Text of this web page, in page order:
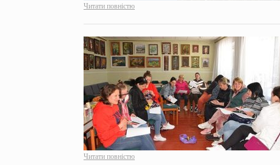
Читати повністю
Читати повністю